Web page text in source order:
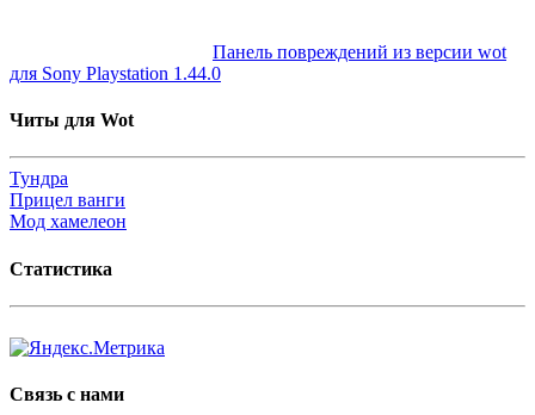
Панель повреждений из версии wot
для Sony Playstation 1.44.0
Читы для Wot
Тундра
Прицел ванги
Мод хамелеон
Статистика
Связь с нами